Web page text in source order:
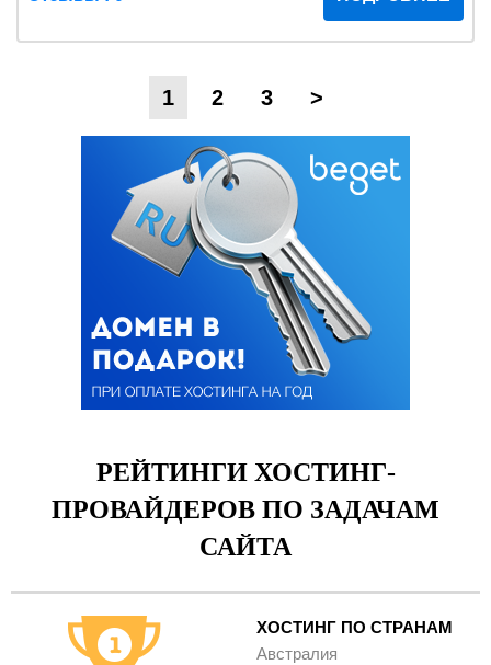
1 2 3 >
РЕЙТИНГИ ХОСТИНГ-
ПРОВАЙДЕРОВ ПО ЗАДАЧАМ
САЙТА
ХОСТИНГ ПО СТРАНАМ
Австралия